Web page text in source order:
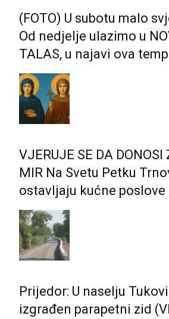
(FOTO) U subotu malo
Od nedjelje ulazimo u
TALAS, u najavi ova
VJERUJE SE DA DONOSI
MIR Na Svetu Petku
ostavljaju kućne poslove
Prijedor: U naselju
izgrađen parapetni zid